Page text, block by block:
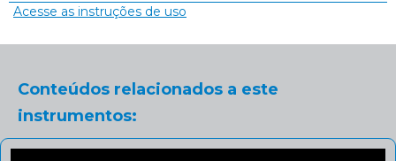
Acesse as instruções de uso
Conteúdos relacionados a este
instrumentos: